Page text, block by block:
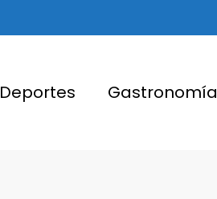
Deportes Gastronomía